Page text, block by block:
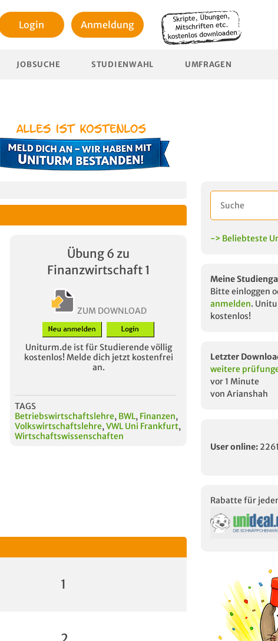
Login Anmeldung
JOBSUCHE STUDIENWAHL UMFRAGEN
Übung 6 zu
Finanzwirtschaft 1
ZUM DOWNLOAD
Uniturm.de ist für Studierende völlig
kostenlos! Melde dich jetzt kostenfrei
an.
TAGS
Betriebswirtschaftslehre, BWL, Finanzen,
Volkswirtschaftslehre, VWL Uni Frankfurt,
Wirtschaftswissenschaften
1
-> Beliebteste
Meine
Bitte einloggen
anmelden.
kostenlos!
Letzter
weitere
vor 1 Minute
von Arianshah
User online:
Rabatte für